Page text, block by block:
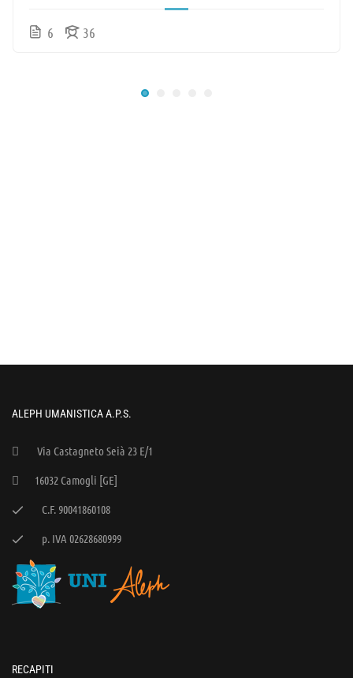
6 36
ALEPH UMANISTICA A.P.S.
Via Castagneto Seià 23 E/1
16032 Camogli [GE]
C.F. 90041860108
p. IVA 02628680999
RECAPITI